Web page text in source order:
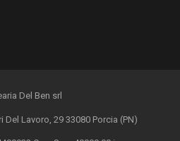
Del Ben srl
Del Lavoro, 29 33080 Porcia (PN)